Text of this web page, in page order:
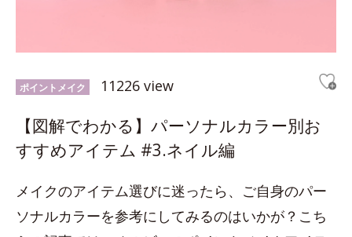
ポイントメイク 11226 view
【図解でわかる】パーソナルカラー別お
すすめアイテム #3.ネイル編
メイクのアイテム選びに迷ったら、ご自身のパー
ソナルカラーを参考にしてみるのはいかが？こち